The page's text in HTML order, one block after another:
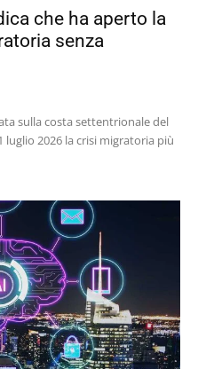
che ha aperto la
senza
sulla costa settentrionale del
luglio 2026 la crisi migratoria più